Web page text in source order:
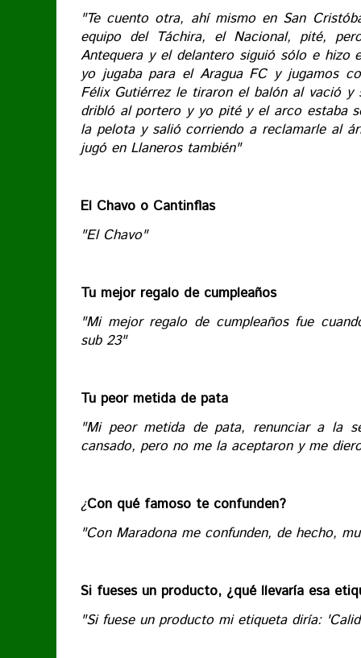
"Te cuento otra, ahí mismo en San
equipo del Táchira, el Nacional, pité,
Antequera y el delantero siguió sólo e hizo
yo jugaba para el Aragua FC y jugamos
Félix Gutiérrez le tiraron el balón al vació
dribló al portero y yo pité y el arco estaba
la pelota y salió corriendo a reclamarle al
jugó en Llaneros también"
El Chavo o Cantinflas
"El Chavo"
Tu mejor regalo de cumpleaños
"Mi mejor regalo de cumpleaños fue
sub 23"
Tu peor metida de pata
"Mi peor metida de pata, renunciar a la
cansado, pero no me la aceptaron y me
¿Con qué famoso te confunden?
"Con Maradona me confunden, de hecho,
Si fueses un producto, ¿qué llevaría esa
"Si fuese un producto mi etiqueta diría: